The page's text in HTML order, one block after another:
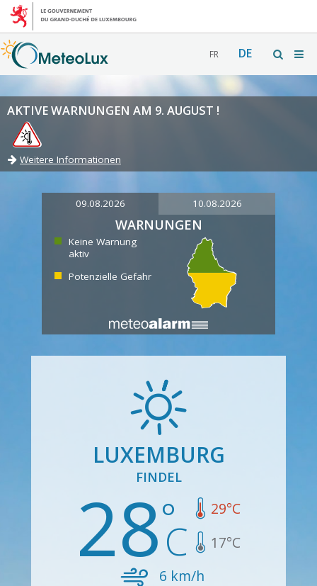
FR DE
AKTIVE WARNUNGEN AM 9. AUGUST !
Weitere Informationen
09.08.2026 10.08.2026
WARNUNGEN
Keine Warnung
aktiv
Potenzielle Gefahr
LUXEMBURG
FINDEL
28 29°C
17°C
6 km/h